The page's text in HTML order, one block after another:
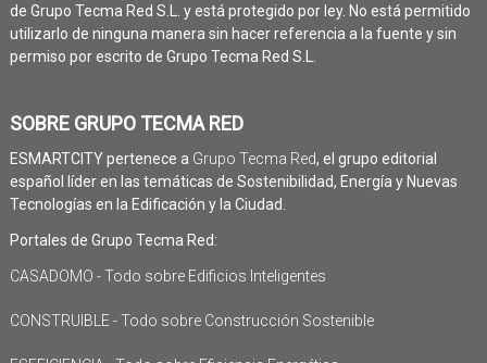
de Grupo Tecma Red S.L. y está protegido por ley. No está permitido
utilizarlo de ninguna manera sin hacer referencia a la fuente y sin
permiso por escrito de Grupo Tecma Red S.L.
SOBRE GRUPO TECMA RED
ESMARTCITY pertenece a Grupo Tecma Red, el grupo editorial
español líder en las temáticas de Sostenibilidad, Energía y Nuevas
Tecnologías en la Edificación y la Ciudad.
Portales de Grupo Tecma Red:
CASADOMO - Todo sobre Edificios Inteligentes
CONSTRUIBLE - Todo sobre Construcción Sostenible